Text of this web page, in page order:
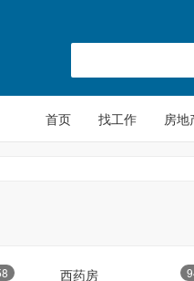
首页 找工作 房地
西药房